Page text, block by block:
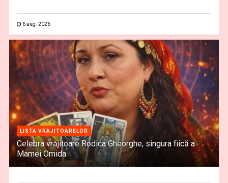
6 aug. 2026
LISTA VRAJITOARELOR
Celebra vrăjitoare Rodica Gheorghe, singura fiică a
Mamei Omida